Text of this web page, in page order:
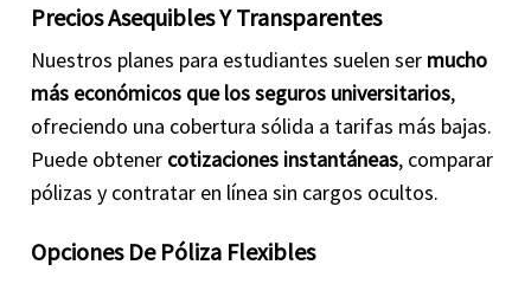
Precios Asequibles Y Transparentes
Nuestros planes para estudiantes suelen ser mucho
más económicos que los seguros universitarios,
ofreciendo una cobertura sólida a tarifas más bajas.
Puede obtener cotizaciones instantáneas, comparar
pólizas y contratar en línea sin cargos ocultos.
Opciones De Póliza Flexibles